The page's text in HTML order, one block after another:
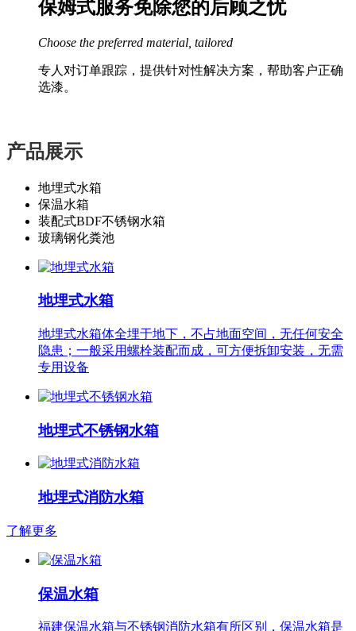
保姆式服务免除您的后顾之忧
Choose the preferred material, tailored
专人对订单跟踪，提供针对性解决方案，帮助客户正确
选漆。
产品展示
地埋式水箱
保温水箱
装配式BDF不锈钢水箱
玻璃钢化粪池
地埋式水箱
地埋式水箱体全埋于地下，不占地面空间，无任何安全
隐患；一般采用螺栓装配而成，可方便拆卸安装，无需
专用设备
地埋式不锈钢水箱
地埋式消防水箱
了解更多
保温水箱
福建保温水箱与不锈钢消防水箱有所区别，保温水箱是